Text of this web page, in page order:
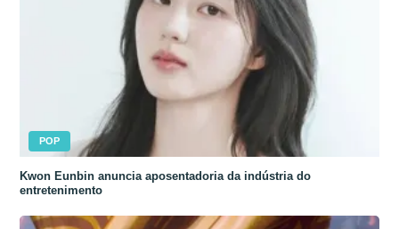
POP
Kwon Eunbin anuncia aposentadoria da indústria do
entretenimento